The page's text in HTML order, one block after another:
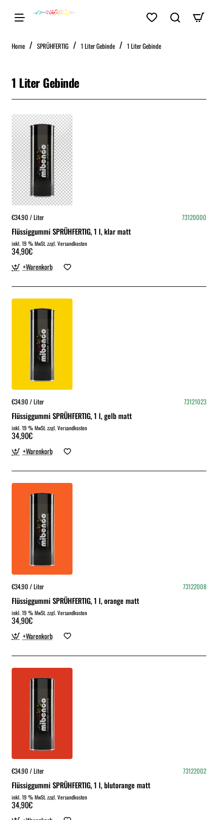
Home home SPRÜHFERTIG 1 Liter Gebinde 1 Liter Gebinde
1 Liter Gebinde
€34.90 / Liter 73120000
Flüssiggummi SPRÜHFERTIG, 1 l, klar matt
inkl. 19 % MwSt. zzgl. Versandkosten
34,90€
+Warenkorb
€34.90 / Liter 73121023
Flüssiggummi SPRÜHFERTIG, 1 l, gelb matt
inkl. 19 % MwSt. zzgl. Versandkosten
34,90€
+Warenkorb
€34.90 / Liter 73122008
Flüssiggummi SPRÜHFERTIG, 1 l, orange matt
inkl. 19 % MwSt. zzgl. Versandkosten
34,90€
+Warenkorb
€34.90 / Liter 73122002
Flüssiggummi SPRÜHFERTIG, 1 l, blutorange matt
inkl. 19 % MwSt. zzgl. Versandkosten
34,90€